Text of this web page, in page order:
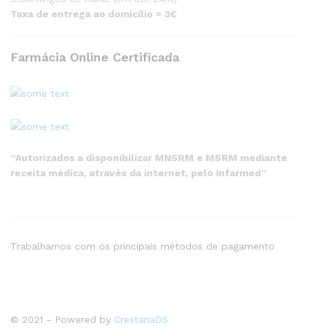
Taxa de entrega ao domicílio = 3€
Farmácia Online Certificada
“Autorizados a disponibilizar MNSRM e MSRM mediante
receita médica, através da internet, pelo Infarmed”
© 2021 - Powered by CrestanaDS
Trabalhamos com os principais métodos de pagamento